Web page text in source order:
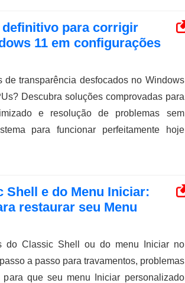
definitivo para corrigir
11 em configurações
de transparência desfocados no Windows
Descubra soluções comprovadas para
e resolução de problemas sem
para funcionar perfeitamente hoje
Shell e do Menu Iniciar:
restaurar seu Menu
do Classic Shell ou do menu Iniciar no
a passo para travamentos, problemas
que seu menu Iniciar personalizado